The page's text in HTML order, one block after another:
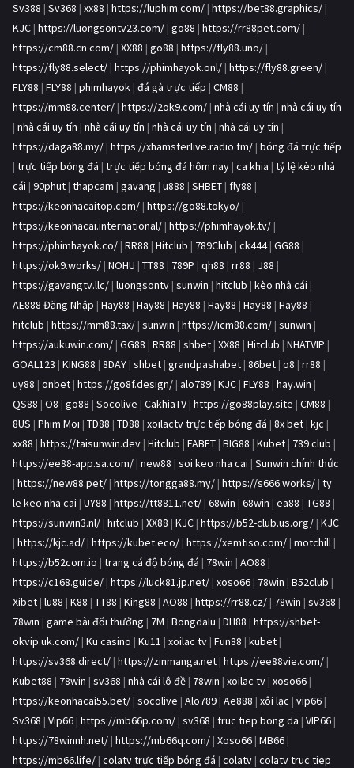
Sv388 | Sv368 | xx88 | https://luphim.com/ | https://bet88.graphics/ |
KJC | https://luongsontv23.com/ | go88 | https://rr88pet.com/ |
https://cm88.cn.com/ | XX88 | go88 | https://fly88.uno/ |
https://fly88.select/ | https://phimhayok.onl/ | https://fly88.green/ |
FLY88 | FLY88 | phimhayok | đá gà trực tiếp | CM88 |
https://mm88.center/ | https://2ok9.com/ | nhà cái uy tín | nhà cái uy tín
| nhà cái uy tín | nhà cái uy tín | nhà cái uy tín | nhà cái uy tín |
https://daga88.my/ | https://xhamsterlive.radio.fm/ | bóng đá trực tiếp
| trực tiếp bóng đá | trực tiếp bóng đá hôm nay | ca khia | tỷ lệ kèo nhà
cái | 90phut | thapcam | gavang | u888 | SHBET | fly88 |
https://keonhacaitop.com/ | https://go88.tokyo/ |
https://keonhacai.international/ | https://phimhayok.tv/ |
https://phimhayok.co/ | RR88 | Hitclub | 789Club | ck444| GG88 |
https://ok9.works/ | NOHU | TT88 | 789P | qh88 | rr88 | J88 |
https://gavangtv.llc/ | luongsontv | sunwin | hitclub | kèo nhà cái |
AE888 Đăng Nhập | Hay88 | Hay88 | Hay88 | Hay88 | Hay88 | Hay88 |
hitclub | https://mm88.tax/ | sunwin | https://icm88.com/ | sunwin |
https://aukuwin.com/ | GG88 | RR88 | shbet | XX88 | Hitclub | NHATVIP |
GOAL123 | KING88 | 8DAY | shbet | grandpashabet | 86bet | o8 | rr88 |
uy88 | onbet | https://go8f.design/ | alo789 | KJC | FLY88 | hay.win |
QS88 | O8 | go88 | Socolive | CakhiaTV | https://go88play.site | CM88 |
8US | Phim Moi | TD88 | TD88 | xoilactv trực tiếp bóng đá | 8x bet | kjc |
xx88 | https://taisunwin.dev | Hitclub | FABET | BIG88 | Kubet | 789 club |
https://ee88-app.sa.com/ | new88 | soi keo nha cai | Sunwin chính thức
| https://new88.pet/ | https://tongga88.my/ | https://s666.works/ | ty
le keo nha cai | UY88 | https://tt8811.net/ | 68win | 68win | ea88 | TG88 |
https://sunwin3.nl/ | hitclub | XX88 | KJC | https://b52-club.us.org/ | KJC
| https://kjc.ad/ | https://kubet.eco/ | https://xemtiso.com/ | motchill |
https://b52com.io | trang cá độ bóng đá | 78win | AO88 |
https://c168.guide/ | https://luck81.jp.net/ | xoso66 | 78win | B52club |
Xibet | lu88 | K88 | TT88 | King88 | AO88 | https://rr88.cz/ | 78win | sv368 |
78win | game bài đổi thưởng | 7M | Bongdalu | DH88 | https://shbet-
okvip.uk.com/ | Ku casino | Ku11 | xoilac tv | Fun88 | kubet |
https://sv368.direct/ | https://zinmanga.net | https://ee88vie.com/ |
Kubet88 | 78win | sv368 | nhà cái lô đề | 78win | xoilac tv | xoso66 |
https://keonhacai55.bet/ | socolive | Alo789 | Ae888 | xôi lạc | vip66 |
Sv368 | Vip66 | https://mb66p.com/ | sv368 | truc tiep bong da | VIP66 |
https://78winnh.net/ | https://mb66q.com/ | Xoso66 | MB66 |
https://mb66.life/ | colatv trực tiếp bóng đá | colatv | colatv truc tiep